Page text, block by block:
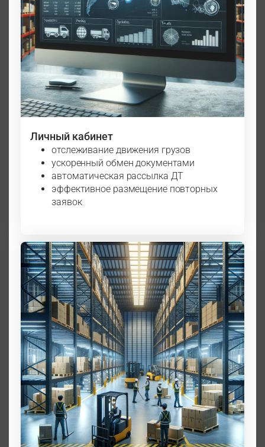
Личный кабинет
отслеживание движения грузов
ускоренный обмен документами
автоматическая рассылка ДТ
эффективное размещение повторных
заявок